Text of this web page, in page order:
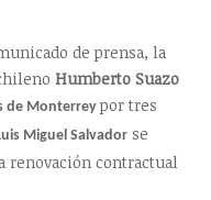
de prensa, la
Humberto Suazo
de Monterrey por tres
Miguel Salvador se
renovación contractual